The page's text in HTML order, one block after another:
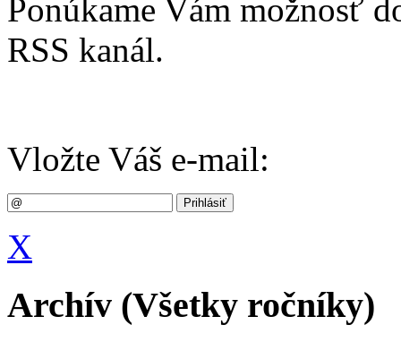
Ponúkame Vám možnosť
RSS kanál.
Vložte Váš e-mail:
X
Archív (Všetky ročníky)